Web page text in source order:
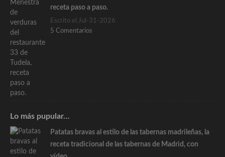
receta paso a paso.
Escrito el Jul-31-2026
5 Comentarios
Lo más pupular…
Patatas bravas al estilo de las tabernas madrileñas, la
receta tradicional de las tabernas de Madrid, con